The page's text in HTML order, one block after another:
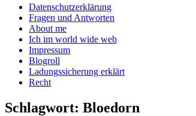
Facebook
anzeigen
Twitter
anzeigen
auf
Instagram
anzeigen
Main
menu
Skip
content
Datenschutzerklärung
Fragen und Antworten
About me
Ich im world wide web
Impressum
Blogroll
Ladungssicherung erklärt
Recht
Schlagwort: Bloedorn